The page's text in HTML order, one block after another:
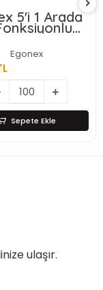
5'i 1 Arada
Sebze
Jülyen
ve Şişe
– Ahşap
Paslanmaz
Egonex
Sepete Ekle
ulaşır.